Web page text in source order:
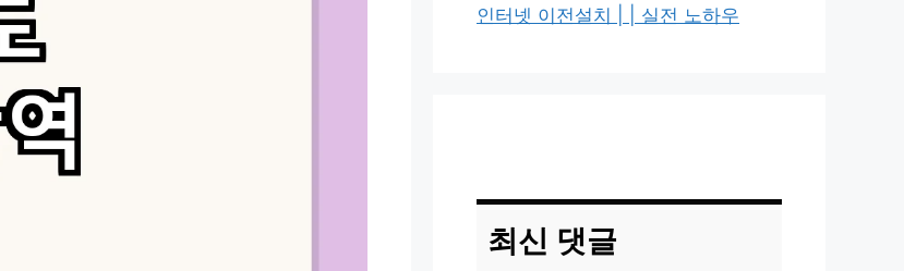
인터넷 이전설치 | | 실전 노하우
최신 댓글